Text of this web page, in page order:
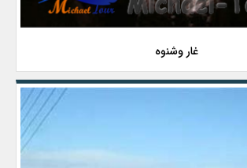
غار وشنوه